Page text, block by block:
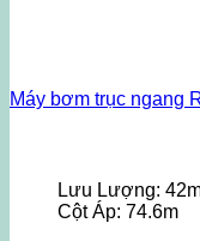
Máy bơm trục ngang
Lưu Lượng:
Cột Áp: 74.6m